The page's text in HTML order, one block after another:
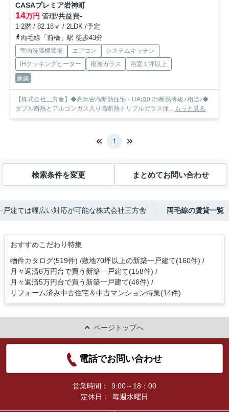
CASAプレミア岩神町
14万円 管理/共益費-
1-2階 / 82.18㎡ / 2LDK /予定
両毛線「前橋」駅 徒歩43分
室内洗濯機置場 エアコン
システムキッチン
IHクッキングヒーター
複層ガラス
浴室１坪以上
新築
【株式会社三方舎】◆高気密高断熱住宅・UA値0.25断熱等級7相当♪◆
ダブル断熱とアルゴンガス入り高断熱トリプルガラス採... もっと見る
1
検索条件を変更 まとめてお問い合わせ
建ては幅広い対応が可能な株式会社三方舎 両毛線の賃貸一覧
おすすめこだわり特集
物件カタログ(519件) 敷地70坪以上の新築一戸建て(160件)
月々返済6万円台で買う新築一戸建て(158件)
月々返済5万円台で買う新築一戸建て(46件)
リフォーム済み中古住宅＆中古マンション特集(14件)
ページトップへ
電話でお問い合わせ
営業時間：
9:00～18：00
定休日：
毎週水曜日